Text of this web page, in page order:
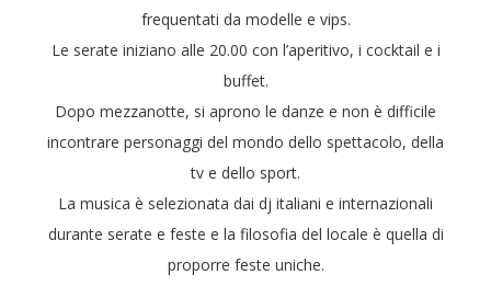
frequentati da modelle e vips.
Le serate iniziano alle 20.00 con l’aperitivo, i cocktail e i
buffet.
Dopo mezzanotte, si aprono le danze e non è difficile
incontrare personaggi del mondo dello spettacolo, della
tv e dello sport.
La musica è selezionata dai dj italiani e internazionali
durante serate e feste e la filosofia del locale è quella di
proporre feste uniche.